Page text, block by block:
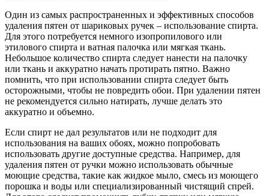
Один из самых распространенных и эффективных способов
удаления пятен от шариковых ручек – использование спирта.
Для этого потребуется немного изопропилового или
этилового спирта и ватная палочка или мягкая ткань.
Небольшое количество спирта следует нанести на палочку
или ткань и аккуратно начать протирать пятно. Важно
помнить, что при использовании спирта следует быть
осторожными, чтобы не повредить обои. При удалении пятен
не рекомендуется сильно натирать, лучше делать это
аккуратно и объемно.
Если спирт не дал результатов или не подходит для
использования на ваших обоях, можно попробовать
использовать другие доступные средства. Например, для
удаления пятен от ручки можно использовать обычные
моющие средства, такие как жидкое мыло, смесь из моющего
порошка и воды или специализированный чистящий спрей.